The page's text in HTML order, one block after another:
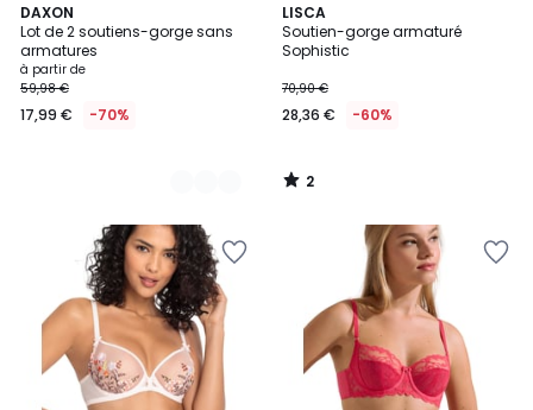
DAXON
Lot de 2 soutiens-gorge sans
armatures
à partir de
59,98 €
17,99 € -70%
2
Couleurs
LISCA
Soutien-gorge armaturé
Sophistic
70,90 €
28,36 € -60%
2
/
5
2
/